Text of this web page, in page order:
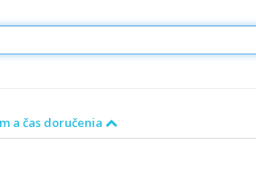
a čas doručenia